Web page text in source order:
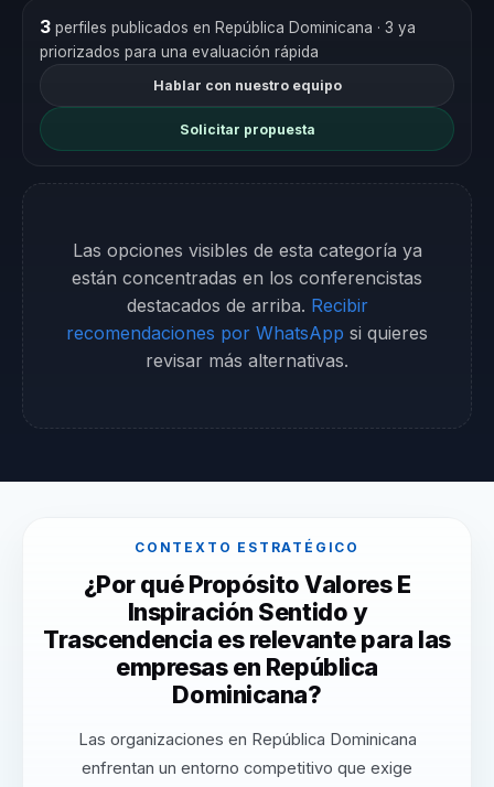
3perfiles publicados en República Dominicana · 3 ya
priorizados para una evaluación rápida
Hablar con nuestro equipo
Solicitar propuesta
Las opciones visibles de esta categoría ya
están concentradas en los conferencistas
destacados de arriba. Recibir
recomendaciones por WhatsApp si quieres
revisar más alternativas.
CONTEXTO ESTRATÉGICO
¿Por qué Propósito Valores E
Inspiración Sentido y
Trascendencia es relevante para las
empresas en República
Dominicana?
Las organizaciones en República Dominicana
enfrentan un entorno competitivo que exige